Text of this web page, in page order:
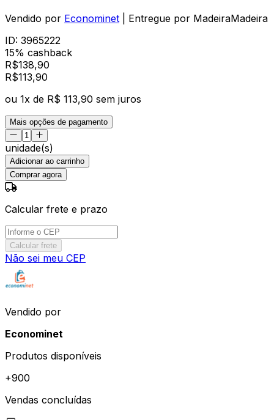
Vendido por Econominet | Entregue por MadeiraMadeira
ID: 3965222
15% cashback
R$138,90
R$113,90
ou 1x de R$ 113,90 sem juros
Mais opções de pagamento
unidade(s)
Adicionar ao carrinho
Comprar agora
Calcular frete e prazo
Calcular frete
Não sei meu CEP
Vendido por
Econominet
Produtos disponíveis
+900
Vendas concluídas